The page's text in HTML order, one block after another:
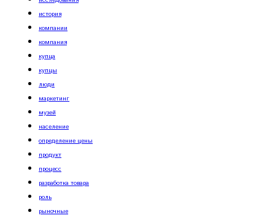
история
компании
компания
купца
купцы
люди
маркетинг
музей
население
определение цены
продукт
процесс
разработка товара
роль
рыночные